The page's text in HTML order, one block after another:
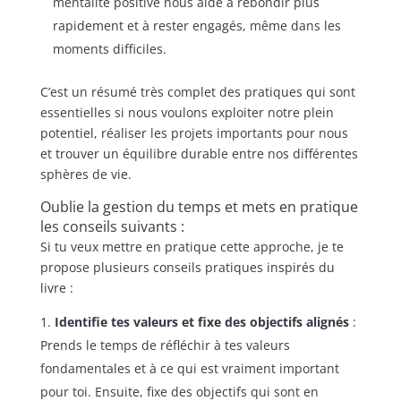
rapidement et à rester engagés, même dans les
moments difficiles.
C’est un résumé très complet des pratiques qui sont
essentielles si nous voulons exploiter notre plein
potentiel, réaliser les projets importants pour nous
et trouver un équilibre durable entre nos différentes
sphères de vie.
Oublie la gestion du temps et mets en pratique
les conseils suivants :
Si tu veux mettre en pratique cette approche, je te
propose plusieurs conseils pratiques inspirés du
livre :
Identifie tes valeurs et fixe des objectifs alignés:
Prends le temps de réfléchir à tes valeurs
fondamentales et à ce qui est vraiment important
pour toi. Ensuite, fixe des objectifs qui sont en